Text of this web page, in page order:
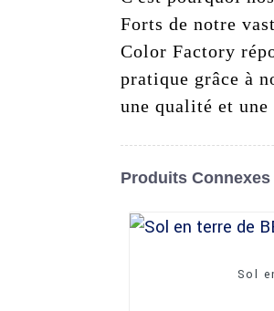
Forts de notre
Color Factory
pratique grâce à
une qualité et
Produits Connexes
Sol